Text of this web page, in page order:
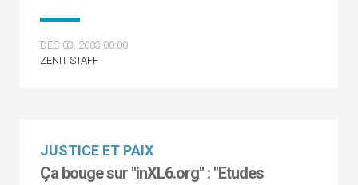
DEC 03, 2003 00:00
ZENIT STAFF
JUSTICE ET PAIX
Ça bouge sur "inXL6.org" : "Etudes